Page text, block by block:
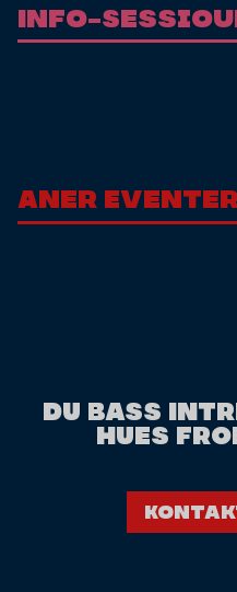
Info-
Aner
DU BASS
HUES